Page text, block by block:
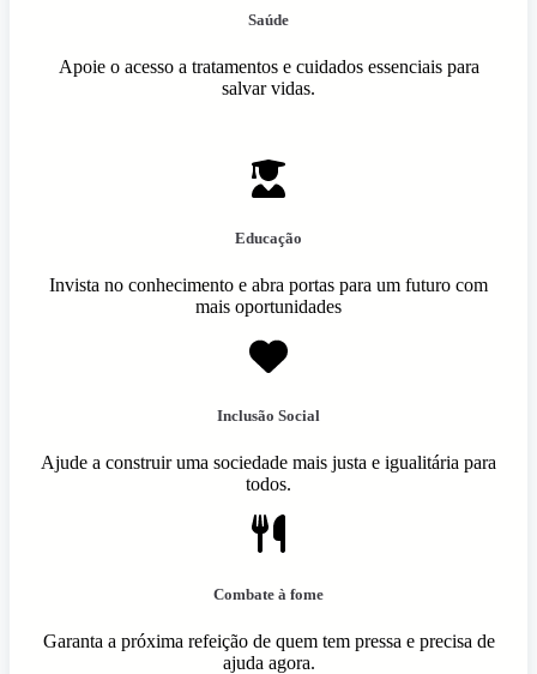
Saúde
Apoie o acesso a tratamentos e cuidados essenciais para
salvar vidas.
Educação
Invista no conhecimento e abra portas para um futuro com
mais oportunidades
Inclusão Social
Ajude a construir uma sociedade mais justa e igualitária para
todos.
Combate à fome
Garanta a próxima refeição de quem tem pressa e precisa de
ajuda agora.